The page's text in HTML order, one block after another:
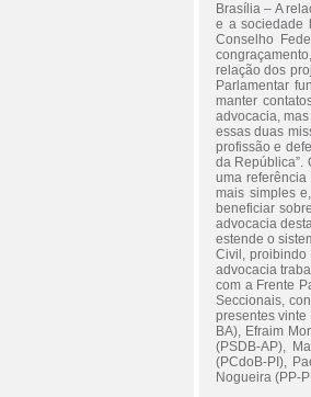
Brasília – A
e a sociedade
Conselho
relação dos
Parlamentar
manter
advocacia,
essas duas
profissão e
da República”.
uma
mais simples
beneficiar
advocacia
estende o
Civil, proibindo
advocacia
com a Frente
Seccionais,
presentes
BA), Efraim
(PSDB-AP),
(PCdoB-PI),
Nogueira (PP-